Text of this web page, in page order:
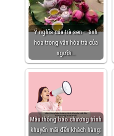
Ý nghĩa của trà sen – tinh
hoa trong văn hóa trà của
người…
Mẫu thông báo chương trình
khuyến mãi đến khách hàng: